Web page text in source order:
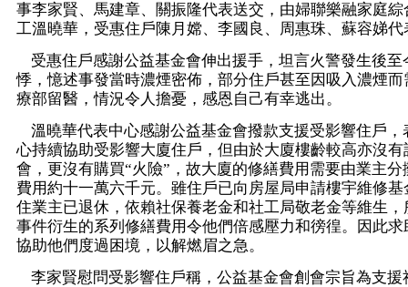
事李家賢、馬建章、關振隆代表送交，由婦聯樂融家庭
工溫曉華，受惠住戶陳月嫦、李國良、周惠珠、蘇容娣代
受惠住戶感謝公益基金會伸出援手，坦言火警發生後至
悸，憶述事發當時濃煙密佈，部分住戶甚至因吸入濃煙
療部留醫，情況令人擔憂，感恩自己有幸逃出。
溫曉華代表中心感謝公益基金會撥款支援受影響住戶，
心持續協助受影響大廈住戶，但由於大廈樓齡較高亦沒
會，更沒有購買“火險”，故大廈的修繕費用需要由業主分
費用約十一萬六千元。雖住戶已向房屋局申請樓宇維修
住業主已退休，依賴社保養老金和社工局敬老金等維生
事件衍生的系列修繕費用令他們倍感壓力和徬徨。因此
協助他們度過困境，以解燃眉之急。
李家賢慰問受影響住戶稱，公益基金會創會宗旨為支援